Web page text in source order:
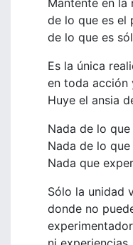
Mantente en la
de lo que es el
de lo que es
Es la única
en toda acción
Huye el ansia
Nada de lo
Nada de lo
Nada que
Sólo la unidad
donde no
experimentador